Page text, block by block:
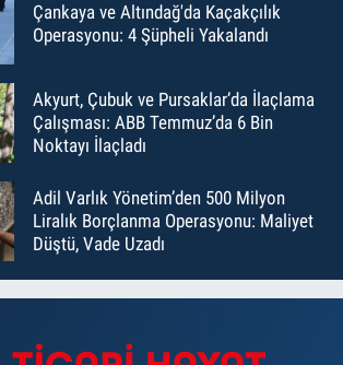
Çankaya ve Altındağ'da Kaçakçılık
Operasyonu: 4 Şüpheli Yakalandı
Akyurt, Çubuk ve Pursaklar’da İlaçlama
Çalışması: ABB Temmuz’da 6 Bin
Noktayı İlaçladı
Adil Varlık Yönetim’den 500 Milyon
Liralık Borçlanma Operasyonu: Maliyet
Düştü, Vade Uzadı